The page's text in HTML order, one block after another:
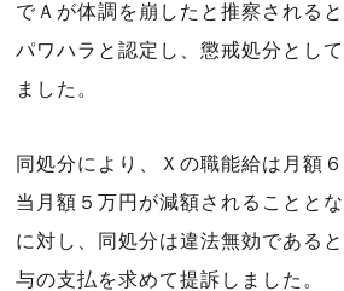
でＡが体調を崩したと推察される
パワハラと認定し、懲戒処分とし
ました。
同処分により、Ｘの職能給は月額
当月額５万円が減額されることと
に対し、同処分は違法無効である
与の支払を求めて提訴しました。